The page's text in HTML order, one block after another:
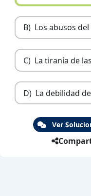
B) Los abusos
C) La tiranía de
D) La debilidad
Ver